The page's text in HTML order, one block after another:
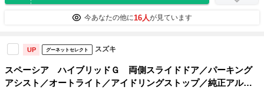
今あなたの他に16人が見ています
UP グーネットセレクト スズキ
スペーシア ハイブリッドＧ 両側スライドドア／パーキング
アシスト／オートライト／アイドリングストップ／純正アルミ